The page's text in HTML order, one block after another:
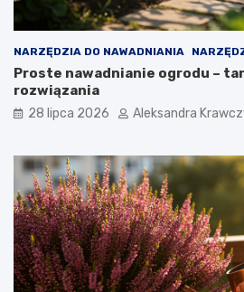
NARZĘDZIA DO NAWADNIANIA
Proste nawadnianie ogrodu –
rozwiązania
28 lipca 2026 Aleksandra